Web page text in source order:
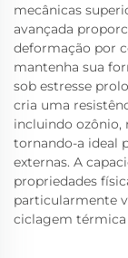
mecânicas
avançada
deformação por
mantenha sua
sob estresse
cria uma
incluindo ozônio,
tornando-a ideal
externas. A
propriedades
particularmente
ciclagem